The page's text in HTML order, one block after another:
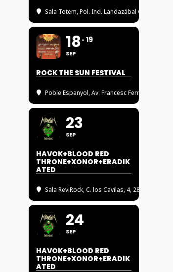
Sala Totem, Pol. Ind. Landazábal Calle 1, 10,
18
SEP
19
ROCK THE SUN FESTIVAL
Poble Espanyol, Av. Francesc Ferrer i Guàrdia,
23
SEP
HAVOK+BLOOD RED
THRONE+XONOR+ERADIK
ATED
Sala ReviRock, C. los Cavilas, 4, 28052 Madrid
24
SEP
HAVOK+BLOOD RED
THRONE+XONOR+ERADIK
ATED